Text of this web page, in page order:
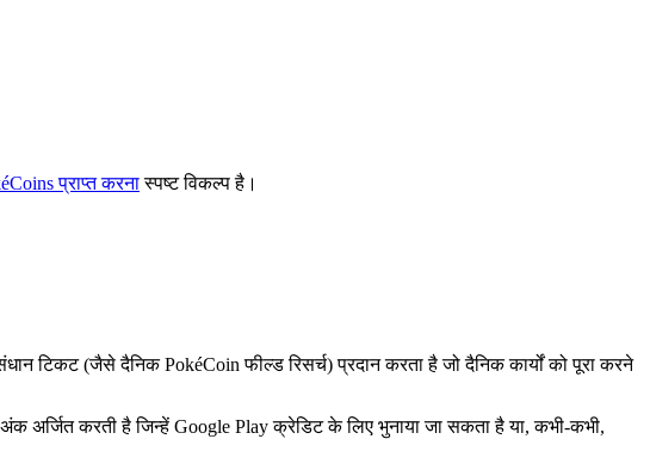
प्राप्त करनास्पष्ट विकल्प है।
टिकट (जैसे दैनिक PokéCoin फील्ड रिसर्च) प्रदान करता है जो दैनिक कार्यों को पूरा करने
अर्जित करती है जिन्हें Google Play क्रेडिट के लिए भुनाया जा सकता है या, कभी-कभी,